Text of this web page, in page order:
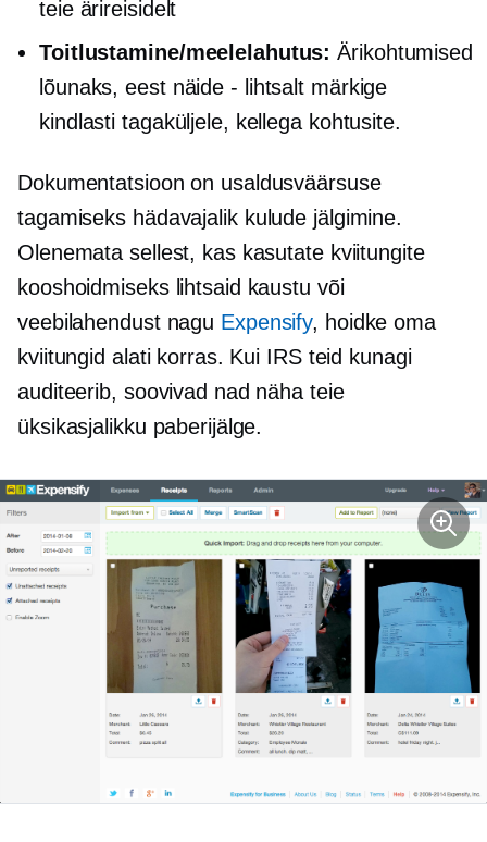
teie ärireisidelt
Toitlustamine/meelelahutus: Ärikohtumised
lõunaks, eest näide - lihtsalt märkige
kindlasti tagaküljele, kellega kohtusite.
Dokumentatsioon on usaldusväärsuse
tagamiseks hädavajalik kulude jälgimine.
Olenemata sellest, kas kasutate kviitungite
kooshoidmiseks lihtsaid kaustu või
veebilahendust nagu Expensify, hoidke oma
kviitungid alati korras. Kui IRS teid kunagi
auditeerib, soovivad nad näha teie
üksikasjalikku paberijälge.